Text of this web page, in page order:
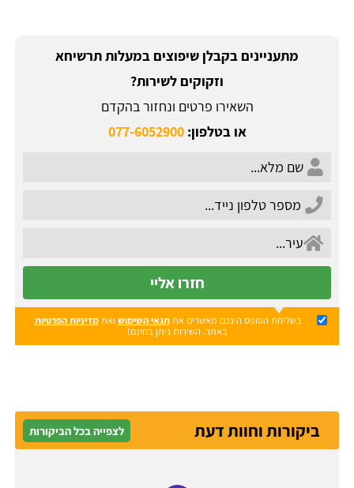
מתעניינים בקבלן שיפוצים במעלות תרשיחא
וזקוקים לשירות?
השאירו פרטים ונחזור בהקדם
או בטלפון:077-6052900
חזרו אליי
בשליחת הטופס הינכם מאשרים אתתנאי השימוש ואתמדיניות הפרטיות
באתר. השירות ניתן בחינם!
ביקורות וחוות דעת לצפייה בכל הביקורות